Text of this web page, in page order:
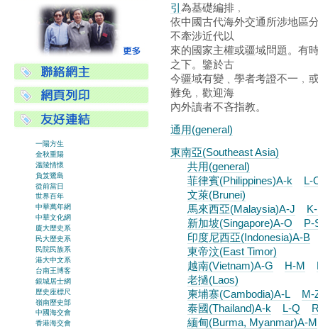
引為基礎編排﹐
依中國古代海外交通所涉地區
不牽涉近代以
來的國家主權或疆域問題。有
之下。鑒於古
今疆域有變﹑學者考證不一﹐
難免﹐歡迎海
內外讀者不吝指
通用(general)
東南亞(Southeast Asia)
共用(general)
菲律賓(Philippines)A-k
L-
文萊(Brunei)
馬來西亞(Malaysia)A-J
新加坡(Singapore)A-O
P-
印度尼西亞(Indonesia)A-B
東帝汶(East Timor)
越南(Vietnam)A-G
H-M
老撾(Laos)
柬埔寨(Cambodia)A-L
M-
泰國(Thailand)A-k
L-Q
緬甸(Burma, Myanmar)A-M
一陽方生
金秋重陽
溫陵情懷
負笈鷺島
從前當日
世界百年
中華萬年網
中華文化網
廈大歷史系
民大歷史系
民院民族系
港大中文系
台南王博客
銀城居士網
歷史座標尺
嶺南歷史部
中國海交會
香港海交會